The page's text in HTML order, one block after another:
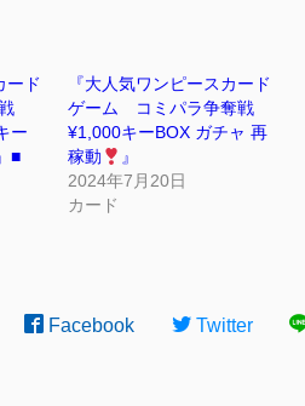
ード
ー
■
『大人気ワンピースカード
ゲーム コミパラ争奪戦
¥1,000キーBOX ガチャ 再
稼動
』
2024年7月20日
カード
Facebook Twitter